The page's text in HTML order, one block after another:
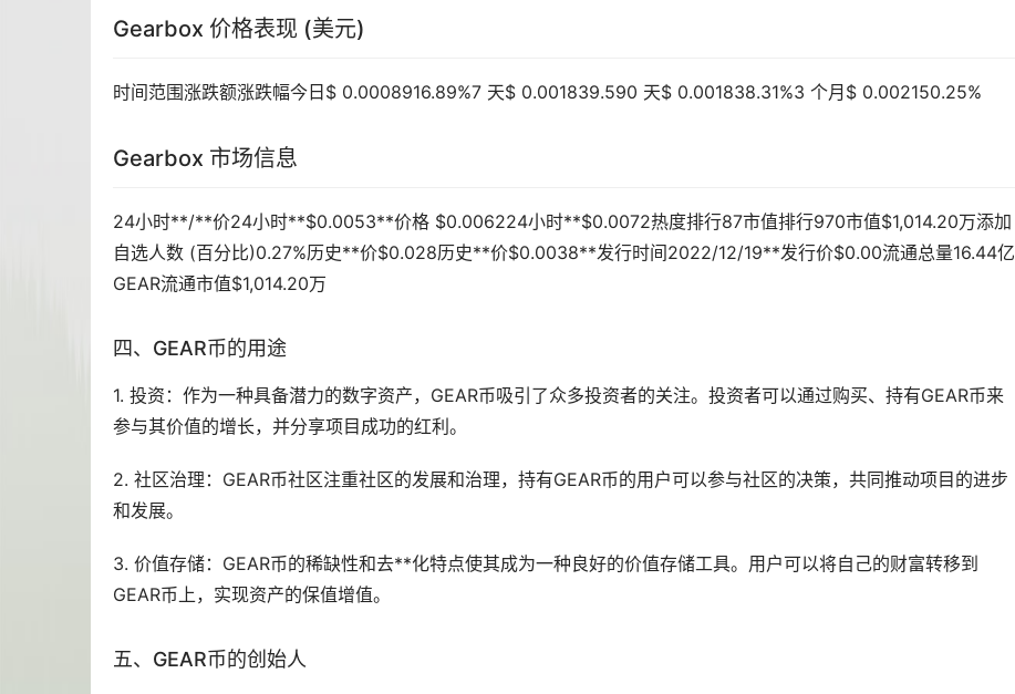
Gearbox 价格表现 (美元)
时间范围涨跌额涨跌幅今日$ 0.0008916.89%7 天$ 0.001839.590 天$ 0.001838.31%3 个月$ 0.002150.25%
Gearbox 市场信息
24小时**/**价24小时**$0.0053**价格 $0.006224小时**$0.0072热度排行87市值排行970市值$1,014.20万添加
自选人数 (百分比)0.27%历史**价$0.028历史**价$0.0038**发行时间2022/12/19**发行价$0.00流通总量16.44亿
GEAR流通市值$1,014.20万
四、GEAR币的用途
1. 投资：作为一种具备潜力的数字资产，GEAR币吸引了众多投资者的关注。投资者可以通过购买、持有GEAR币来
参与其价值的增长，并分享项目成功的红利。
2. 社区治理：GEAR币社区注重社区的发展和治理，持有GEAR币的用户可以参与社区的决策，共同推动项目的进步
和发展。
3. 价值存储：GEAR币的稀缺性和去**化特点使其成为一种良好的价值存储工具。用户可以将自己的财富转移到
GEAR币上，实现资产的保值增值。
五、GEAR币的创始人